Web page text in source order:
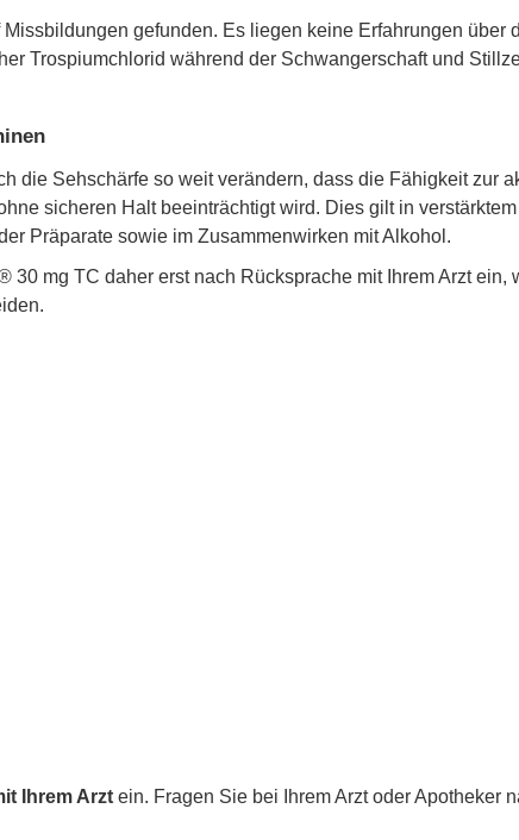
gefunden. Es liegen keine Erfahrungen über
Trospiumchlorid während der Schwangerschaft und
die Sehschärfe so weit verändern, dass die Fähigkeit zur
sicheren Halt beeinträchtigt wird. Dies gilt in
Präparate sowie im Zusammenwirken mit Alkohol.
mg TC daher erst nach Rücksprache mit Ihrem Arzt ein,
Ihrem Arzt ein. Fragen Sie bei Ihrem Arzt oder Apotheker